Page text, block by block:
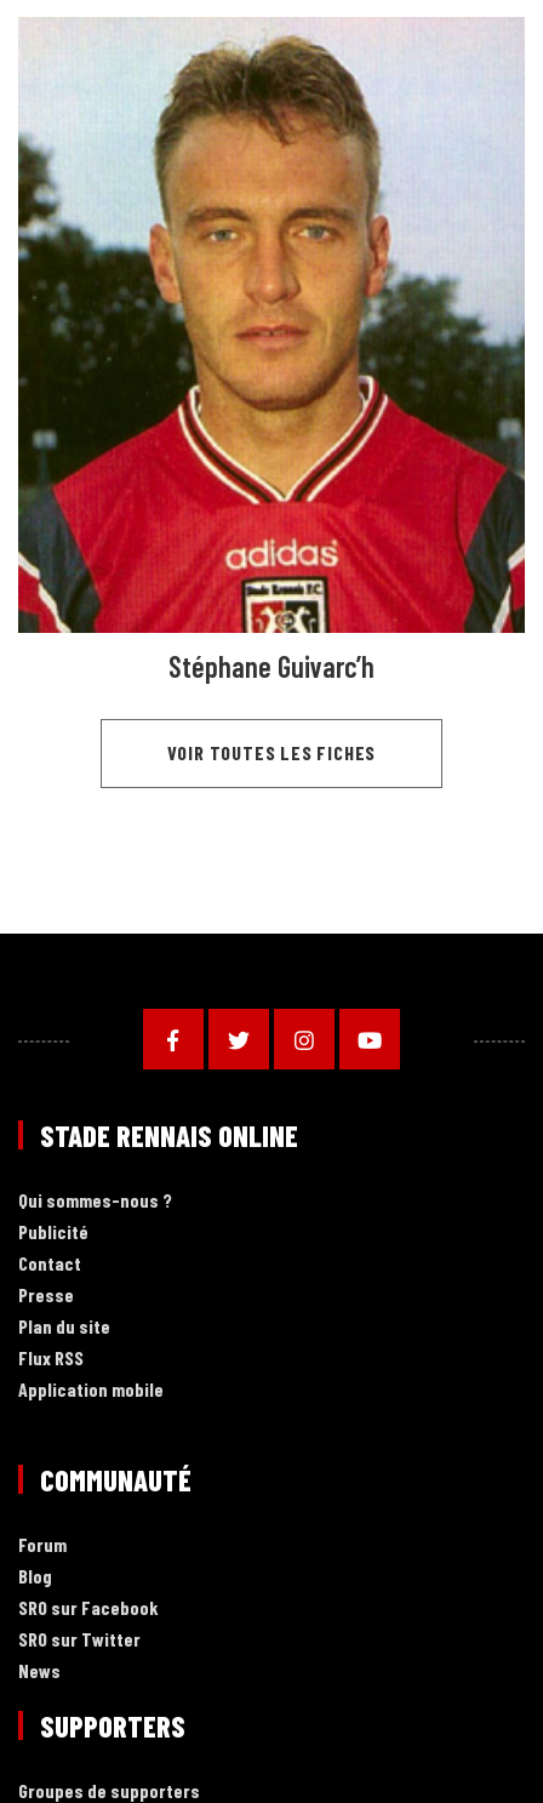
Stéphane Guivarc’h
VOIR TOUTES LES FICHES
STADE RENNAIS ONLINE
Qui sommes-nous ?
Publicité
Contact
Presse
Plan du site
Flux RSS
Application mobile
COMMUNAUTÉ
Forum
Blog
SRO sur Facebook
SRO sur Twitter
News
SUPPORTERS
Groupes de supporters